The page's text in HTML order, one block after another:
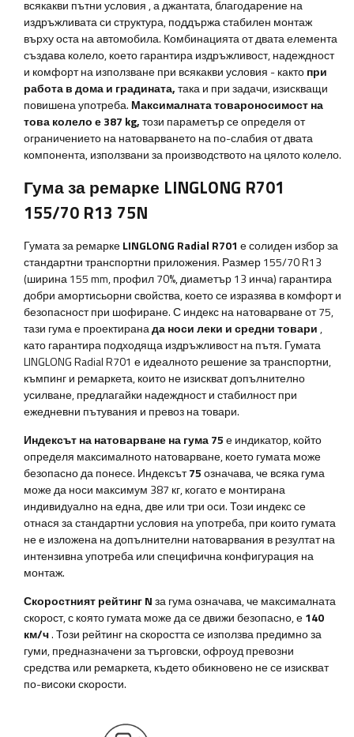
всякакви пътни условия, а джантата, благодарение на
издръжливата си структура, поддържа стабилен монтаж
върху оста на автомобила. Комбинацията от двата елемента
създава колело, което гарантира издръжливост, надеждност
и комфорт на използване при всякакви условия - кактопри
работа в дома и градината,така и при задачи, изискващи
повишена употреба. Максималната товароносимост на
това колело е387 kg,този параметър се определя от
ограничението на натоварването на по-слабия от двата
компонента, използвани за производството на цялото колело.
Гума за ремарке LINGLONG R701
155/70 R13 75N
Гумата за ремаркеLINGLONG Radial R701 е солиден избор за
стандартни транспортни приложения. Размер 155/70 R13
(ширина 155 mm, профил 70%, диаметър 13 инча) гарантира
добри амортисьорни свойства, което се изразява в комфорт и
безопасност при шофиране. С индекс на натоварване от 75,
тази гума е проектиранада носи леки и средни товари,
като гарантира подходяща издръжливост на пътя. Гумата
LINGLONG Radial R701 е идеалното решение за транспортни,
къмпинг и ремаркета, които не изискват допълнително
усилване, предлагайки надеждност и стабилност при
ежедневни пътувания и превоз на товари.
Индексът на натоварване на гума 75е индикатор, който
определя максималното натоварване, което гумата може
безопасно да понесе. Индексът75означава, че всяка гума
може да носи максимум 387 кг, когато е монтирана
индивидуално на една, две или три оси. Този индекс се
отнася за стандартни условия на употреба, при които гумата
не е изложена на допълнителни натоварвания в резултат на
интензивна употреба или специфична конфигурация на
монтаж.
Скоростният рейтинг Nза гума означава, че максималната
скорост, с която гумата може да се движи безопасно, е140
км/ч. Този рейтинг на скоростта се използва предимно за
гуми, предназначени за търговски, офроуд превозни
средства или ремаркета, където обикновено не се изискват
по-високи скорости.